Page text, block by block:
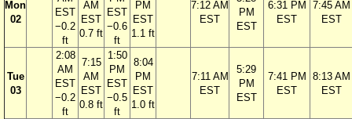
Mon
02
EST
−0.2
ft
AM
EST
0.7 ft
EST
−0.6
ft
PM
EST
1.1 ft
7:12 AM
EST
PM
EST
6:31 PM
EST
7:45 AM
EST
Tue
03
2:08
AM
EST
−0.2
ft
7:15
AM
EST
0.8 ft
1:50
PM
EST
−0.5
ft
8:04
PM
EST
1.0 ft
7:11 AM
EST
5:29
PM
EST
7:41 PM
EST
8:13 AM
EST